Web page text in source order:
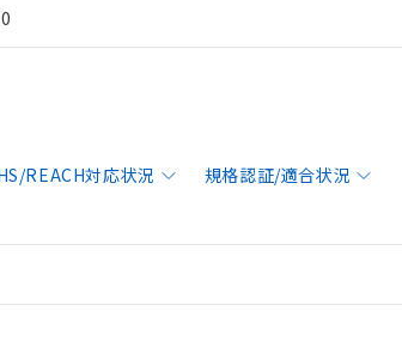
REACH対応状況 規格認証/適合状況